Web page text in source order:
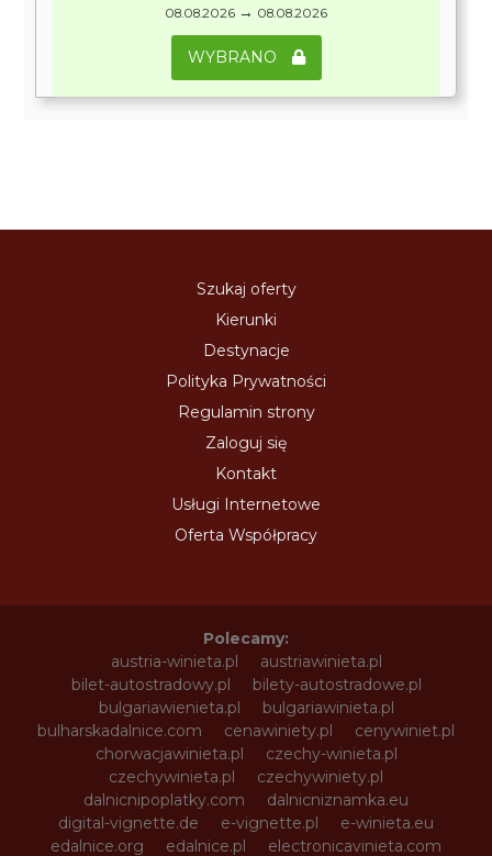
08.08.2026 → 08.08.2026
WYBRANO
Szukaj oferty
Kierunki
Destynacje
Polityka Prywatności
Regulamin strony
Zaloguj się
Kontakt
Usługi Internetowe
Oferta Współpracy
Polecamy:
austria-winieta.pl
austriawinieta.pl
bilet-autostradowy.pl
bilety-autostradowe.pl
bulgariawienieta.pl
bulgariawinieta.pl
bulharskadalnice.com
cenawiniety.pl
cenywiniet.pl
chorwacjawinieta.pl
czechy-winieta.pl
czechywinieta.pl
czechywiniety.pl
dalnicnipoplatky.com
dalnicniznamka.eu
digital-vignette.de
e-vignette.pl
e-winieta.eu
edalnice.org
edalnice.pl
electronicavinieta.com